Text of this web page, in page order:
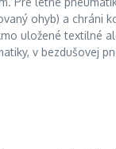
ohyb) a chráni
uložené textilné
v bezdušovej